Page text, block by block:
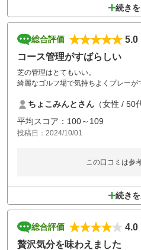
続き
総合評価
5.0
コース管理がすばらしい
芝の管理はとてもいい。
綺麗なゴルフ場で気持ちよくプレーが
ハウスも綺麗。レストランの食事もお
ちょこみんとさん （女性 / 50
平均スコア：100～109
投稿日：2024/10/01
この口コミは参
続き
総合評価
4.0
贅沢気分を味わえました